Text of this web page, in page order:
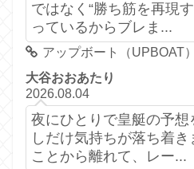
ではなく“勝ち筋を再現
っているからブレま...
アップボート（UPBOAT）
大谷おおあたり
2026.08.04
夜にひとりで皇艇の予
しだけ気持ちが落ち着
ことから離れて、レー...